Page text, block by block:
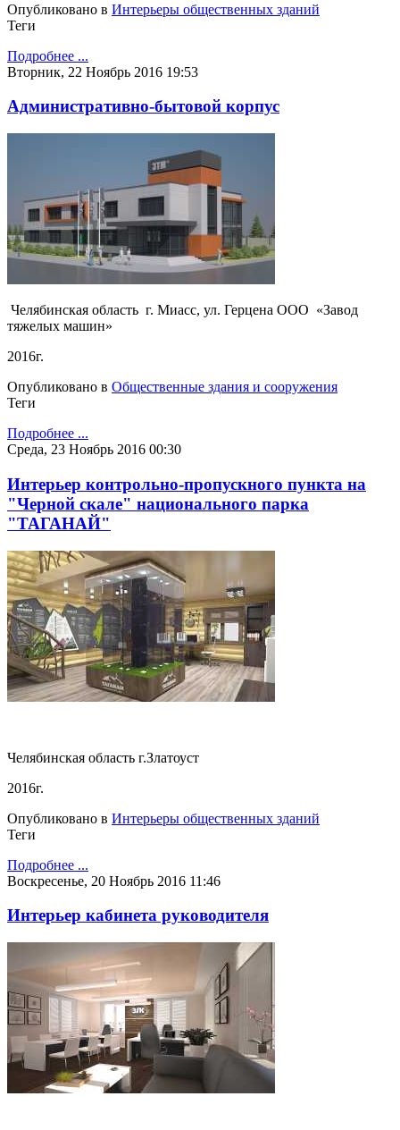
Опубликовано в Интерьеры общественных зданий
Теги
Подробнее ...
Вторник, 22 Ноябрь 2016 19:53
Административно-бытовой корпус
Челябинская область г. Миасс, ул. Герцена ООО «Завод
тяжелых машин»
2016г.
Опубликовано в Общественные здания и сооружения
Теги
Подробнее ...
Среда, 23 Ноябрь 2016 00:30
Интерьер контрольно-пропускного пункта на
"Черной скале" национального парка
"ТАГАНАЙ"
Челябинская область г.Златоуст
2016г.
Опубликовано в Интерьеры общественных зданий
Теги
Подробнее ...
Воскресенье, 20 Ноябрь 2016 11:46
Интерьер кабинета руководителя